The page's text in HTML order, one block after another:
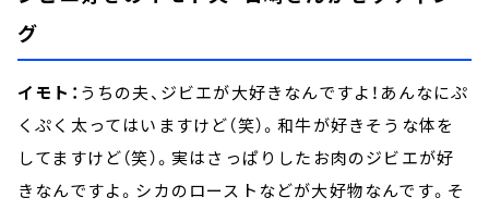
グ
イモト： うちの夫、ジビエが大好きなんですよ！あんなにぷ
くぷく太ってはいますけど（笑）。和牛が好きそうな体を
してますけど（笑）。実はさっぱりしたお肉のジビエが好
きなんですよ。シカのローストなどが大好物なんです。そ